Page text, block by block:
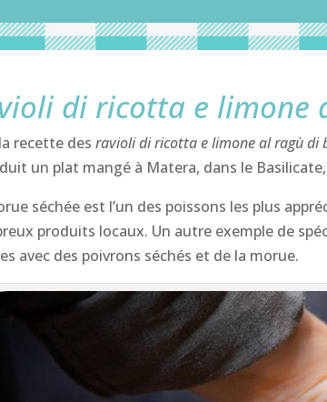
di ricotta e limone
recette desravioli di ricotta e limone al ragù di
un plat mangé à Matera, dans le
séchée est l’un des poissons les plus
produits locaux. Un autre exemple de
avec des poivrons séchés et de la morue.